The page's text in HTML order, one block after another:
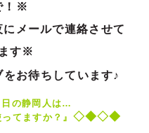
！※
メールで連絡させて
す※
お待ちしています♪
日の静岡人は…
てますか？ 』 ◇◆◇◆